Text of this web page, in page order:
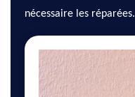
nécessaire les réparées.